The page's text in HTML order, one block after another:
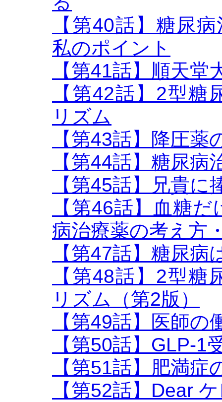
【第40話】糖尿
私のポイント
【第41話】順天
【第42話】2型
リズム
【第43話】降圧薬
【第44話】糖尿
【第45話】兄貴
【第46話】血糖
病治療薬の考え方
【第47話】糖尿病
【第48話】2型
リズム（第2版）
【第49話】医師の
【第50話】GLP-1
【第51話】肥満症
【第52話】Dear